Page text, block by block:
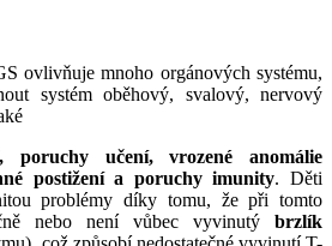
ovlivňuje mnoho orgánových systému,
systém oběhový, svalový, nervový
poruchy učení, vrozené anomálie
postižení a poruchy imunity. Děti
problémy díky tomu, že při tomto
nebo není vůbec vyvinutý brzlík